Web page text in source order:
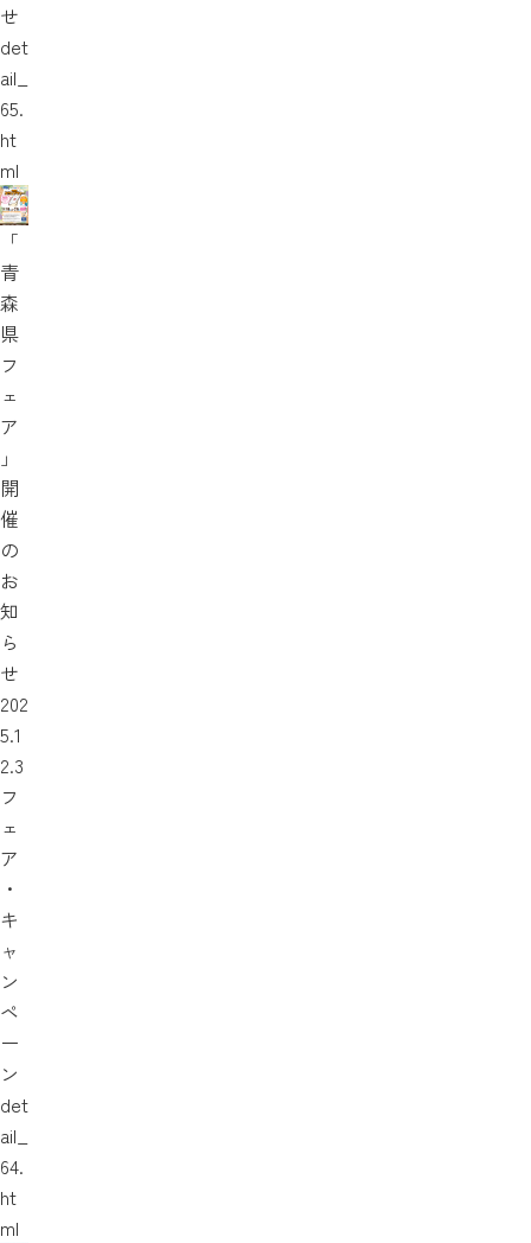
せ
det
ail_
65.
ht
ml
「
青
森
県
フ
ェ
ア
」
開
催
の
お
知
ら
せ
202
5.1
2.3
フ
ェ
ア
・
キ
ャ
ン
ペ
ー
ン
det
ail_
64.
ht
ml